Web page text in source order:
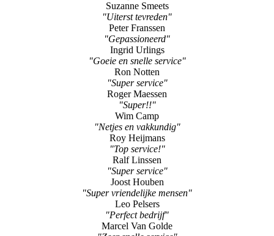
Suzanne Smeets
"Uiterst tevreden"
Peter Franssen
"Gepassioneerd"
Ingrid Urlings
"Goeie en snelle service"
Ron Notten
"Super service"
Roger Maessen
"Super!!"
Wim Camp
"Netjes en vakkundig"
Roy Heijmans
"Top service!"
Ralf Linssen
"Super service"
Joost Houben
"Super vriendelijke mensen"
Leo Pelsers
"Perfect bedrijf"
Marcel Van Golde